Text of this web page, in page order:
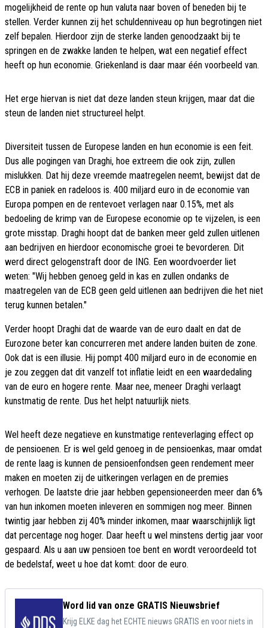
mogelijkheid de rente op hun valuta naar boven of beneden bij te
stellen. Verder kunnen zij het schuldenniveau op hun begrotingen niet
zelf bepalen. Hierdoor zijn de sterke landen genoodzaakt bij te
springen en de zwakke landen te helpen, wat een negatief effect
heeft op hun economie. Griekenland is daar maar één voorbeeld van.
Het erge hiervan is niet dat deze landen steun krijgen, maar dat die
steun de landen niet structureel helpt.
Diversiteit tussen de Europese landen en hun economie is een feit.
Dus alle pogingen van Draghi, hoe extreem die ook zijn, zullen
mislukken. Dat hij deze vreemde maatregelen neemt, bewijst dat de
ECB in paniek en radeloos is. 400 miljard euro in de economie van
Europa pompen en de rentevoet verlagen naar 0.15%, met als
bedoeling de krimp van de Europese economie op te vijzelen, is een
grote misstap. Draghi hoopt dat de banken meer geld zullen uitlenen
aan bedrijven en hierdoor economische groei te bevorderen. Dit
werd direct gelogenstraft door de ING. Een woordvoerder liet
weten: "Wij hebben genoeg geld in kas en zullen ondanks de
maatregelen van de ECB geen geld uitlenen aan bedrijven die het niet
terug kunnen betalen."
Verder hoopt Draghi dat de waarde van de euro daalt en dat de
Eurozone beter kan concurreren met andere landen buiten de zone.
Ook dat is een illusie. Hij pompt 400 miljard euro in de economie en
je zou zeggen dat dit vanzelf tot inflatie leidt en een waardedaling
van de euro en hogere rente. Maar nee, meneer Draghi verlaagt
kunstmatig de rente. Dus het helpt natuurlijk niets.
Wel heeft deze negatieve en kunstmatige renteverlaging effect op
de pensioenen. Er is wel geld genoeg in de pensioenkas, maar omdat
de rente laag is kunnen de pensioenfondsen geen rendement meer
maken en moeten zij de uitkeringen verlagen en de premies
verhogen. De laatste drie jaar hebben gepensioneerden meer dan 6%
van hun inkomen moeten inleveren en sommigen nog meer. Binnen
twintig jaar hebben zij 40% minder inkomen, maar waarschijnlijk ligt
dat percentage nog hoger. Daar heeft u wel minstens dertig jaar voor
gespaard. Als u aan uw pensioen toe bent en wordt veroordeeld tot
de bedelstaf, weet u hoe dat komt: door de euro.
Word lid van onze GRATIS Nieuwsbrief
Krijg ELKE dag het ECHTE nieuws GRATIS en voor niets in